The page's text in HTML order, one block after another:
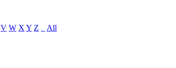
V W X Y Z
All